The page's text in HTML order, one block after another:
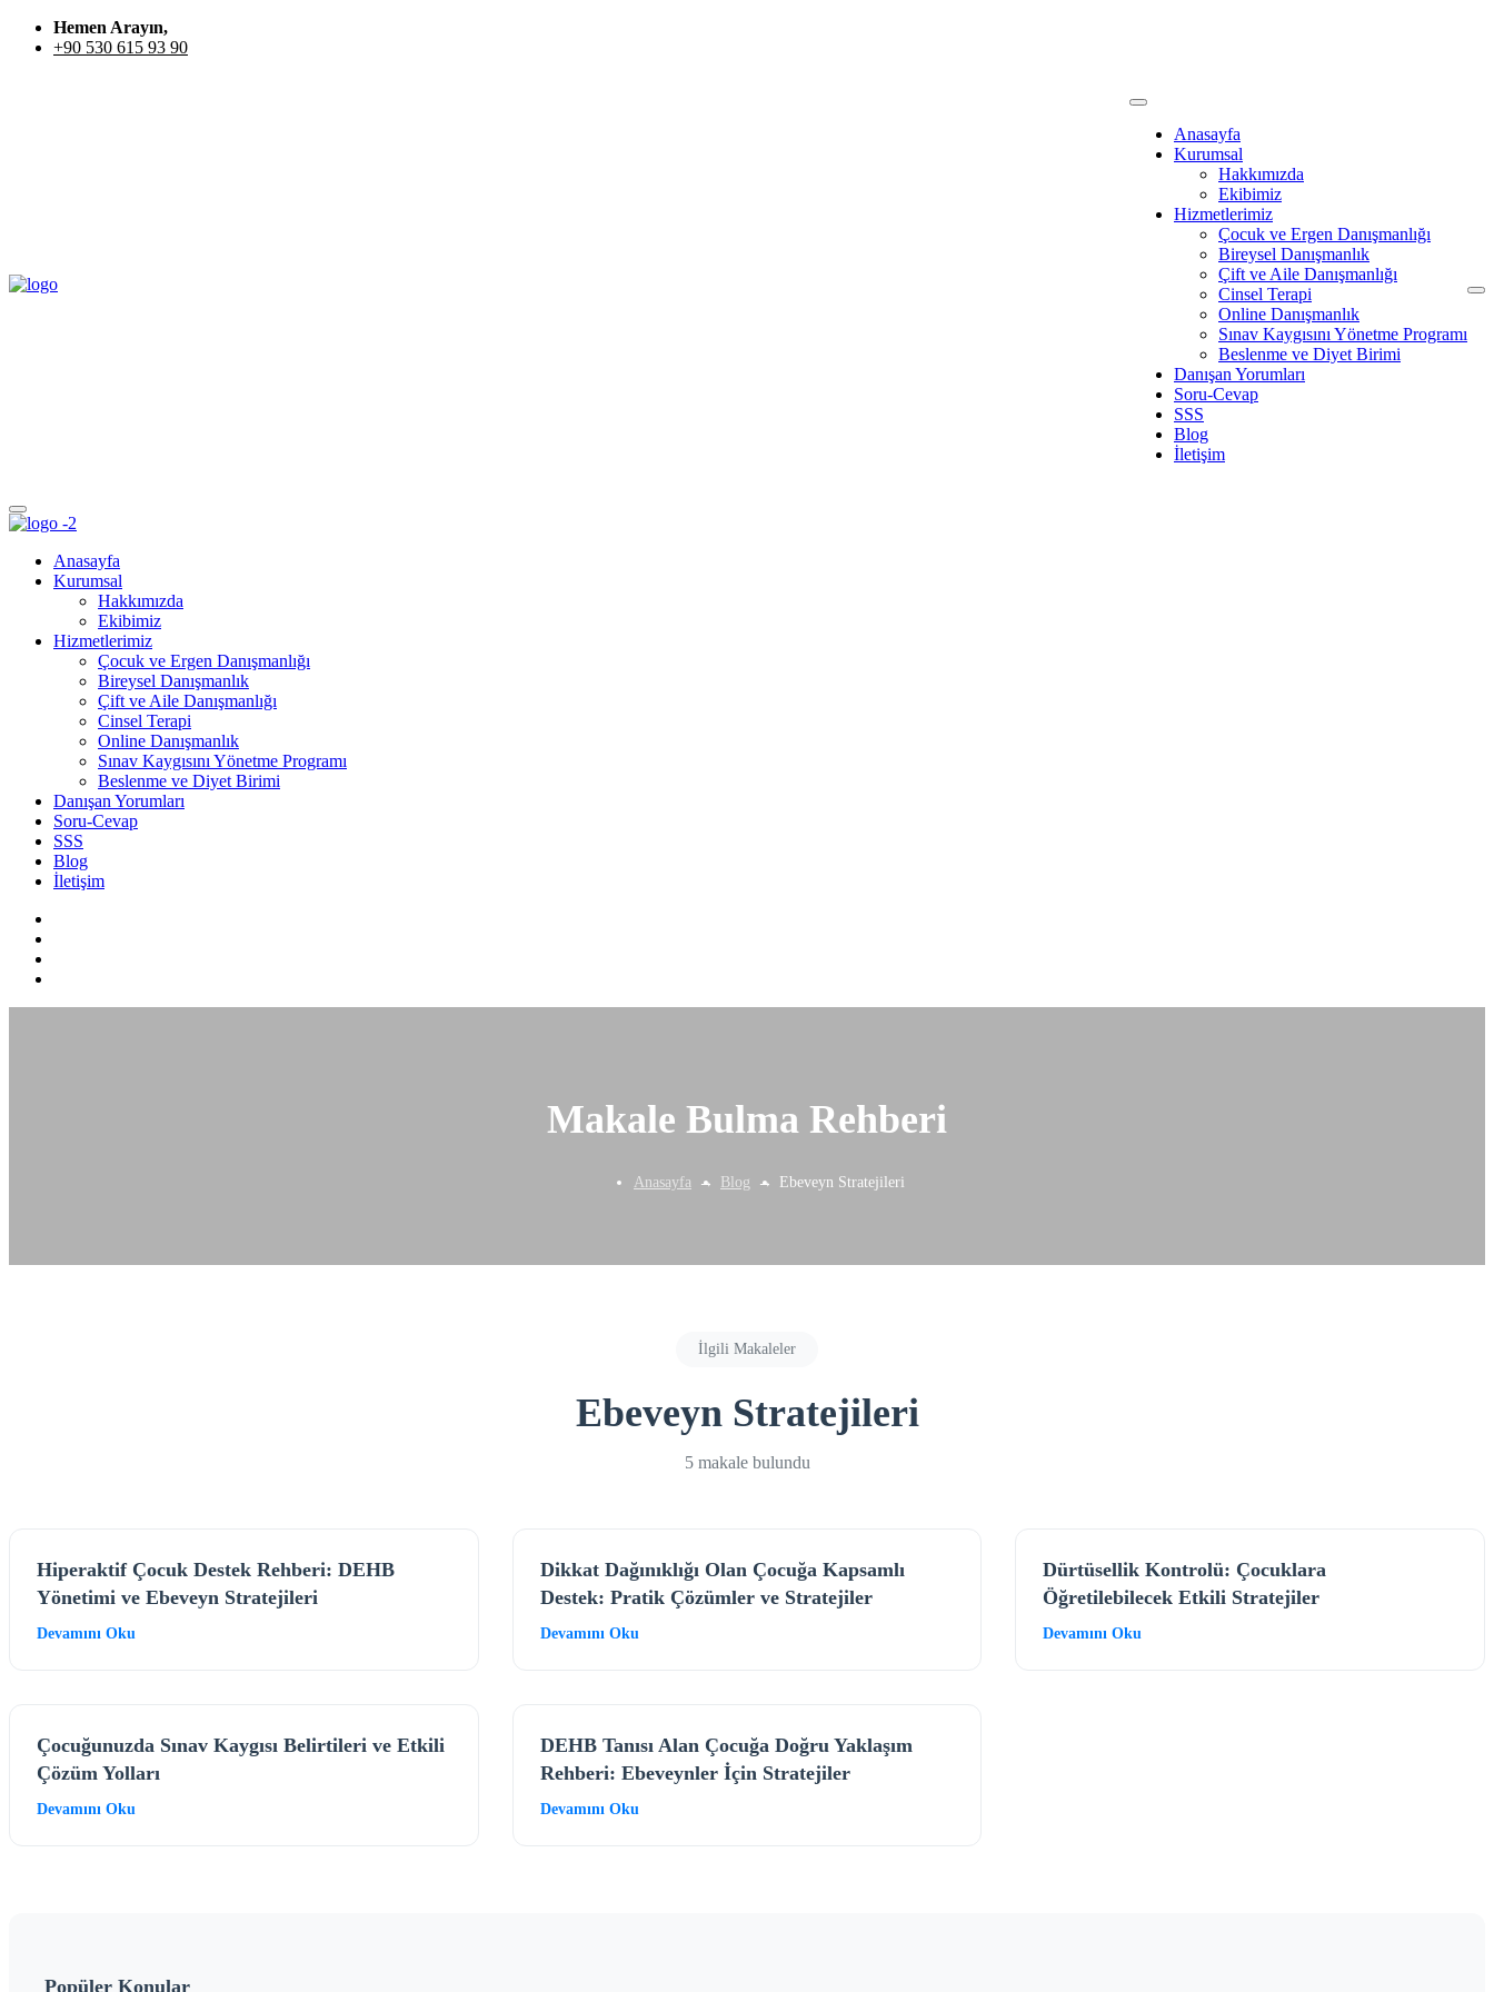
Hemen Arayın,
+90 530 615 93 90
Anasayfa
Kurumsal
Hakkımızda
Ekibimiz
Hizmetlerimiz
Çocuk ve Ergen Danışmanlığı
Bireysel Danışmanlık
Çift ve Aile Danışmanlığı
Cinsel Terapi
Online Danışmanlık
Sınav Kaygısını Yönetme Programı
Beslenme ve Diyet Birimi
Danışan Yorumları
Soru-Cevap
SSS
Blog
İletişim
Anasayfa
Kurumsal
Hakkımızda
Ekibimiz
Hizmetlerimiz
Çocuk ve Ergen Danışmanlığı
Bireysel Danışmanlık
Çift ve Aile Danışmanlığı
Cinsel Terapi
Online Danışmanlık
Sınav Kaygısını Yönetme Programı
Beslenme ve Diyet Birimi
Danışan Yorumları
Soru-Cevap
SSS
Blog
İletişim
Makale Bulma Rehberi
Anasayfa Blog Ebeveyn Stratejileri
İlgili Makaleler
Ebeveyn Stratejileri
5 makale bulundu
Hiperaktif Çocuk Destek Rehberi: DEHB
Yönetimi ve Ebeveyn Stratejileri
Devamını Oku
Dikkat Dağınıklığı Olan Çocuğa Kapsamlı
Destek: Pratik Çözümler ve Stratejiler
Devamını Oku
Dürtüsellik Kontrolü: Çocuklara
Öğretilebilecek Etkili Stratejiler
Devamını Oku
Çocuğunuzda Sınav Kaygısı Belirtileri ve Etkili
Çözüm Yolları
Devamını Oku
DEHB Tanısı Alan Çocuğa Doğru Yaklaşım
Rehberi: Ebeveynler İçin Stratejiler
Devamını Oku
Popüler Konular